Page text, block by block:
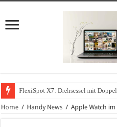
FlexiSpot X7: Drehsessel mit
Home / Handy News / Apple Watch